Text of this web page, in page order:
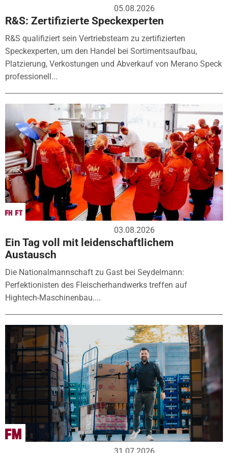
05.08.2026
R&S: Zertifizierte Speckexperten
R&S qualifiziert sein Vertriebsteam zu zertifizierten
Speckexperten, um den Handel bei Sortimentsaufbau,
Platzierung, Verkostungen und Abverkauf von Merano Speck
professionell...
03.08.2026
Ein Tag voll mit leidenschaftlichem
Austausch
Die Nationalmannschaft zu Gast bei Seydelmann:
Perfektionisten des Fleischerhandwerks treffen auf
Hightech-Maschinenbau....
31.07.2026